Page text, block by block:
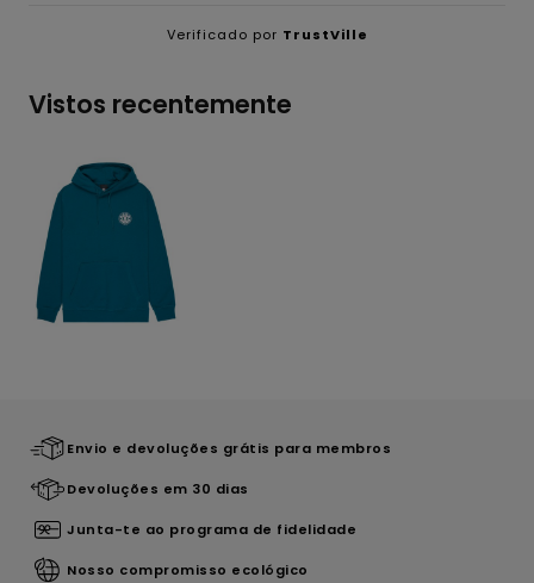
Verificado por TrustVille
Vistos recentemente
Envio e devoluções grátis para membros
Devoluções em 30 dias
Junta-te ao programa de fidelidade
Nosso compromisso ecológico